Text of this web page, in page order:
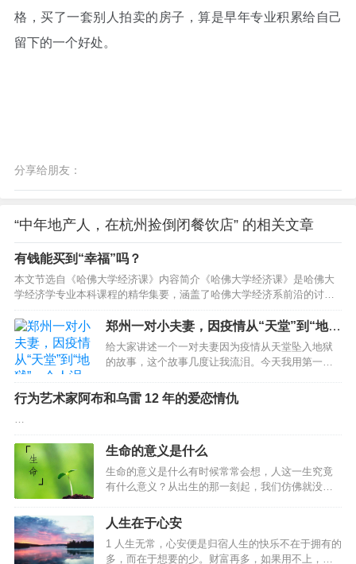
格，买了一套别人拍卖的房子，算是早年专业积累给自己
留下的一个好处。
分享给朋友：
“中年地产人，在杭州捡倒闭餐饮店” 的相关文章
有钱能买到“幸福”吗？
本文节选自《哈佛大学经济课》内容简介《哈佛大学经济课》是哈佛大
学经济学专业本科课程的精华集要，涵盖了哈佛大学经济系前沿的讨论
和思考。它以记者视角记录了哈佛大学经济学教学方式、课堂互动以及
治学精神，让我们同作者一起走进哈佛大学的课堂，聆听哈佛教授的讲
解。全书分为四章，分别提炼了曼昆、莱布森、费尔德斯坦、卡特勒等
四位哈佛大学教授的讲义精华。经济学家眼里的幸福”幸福”
（happiness）是一个比较前沿的研究领域，近年来，越来越多的人投入
这方面的研究。这些研究都有数据主观（被采访者自报幸福程度）、定
义…
郑州一对小夫妻，因疫情从“天堂”到“地
狱”，令人泪目
给大家讲述一个一对夫妻因为疫情从天堂坠入地狱
的故事，这个故事几度让我流泪。今天我用第一人
高中毕业后没有上大学，跟着老家一个亲戚在郑州
学习厨师，经过几年的学习，我的技术算是一名三
工，主要工作就是炒热菜、拌凉菜和大盘鸡。饭店
面积也不大，老板平时给我打打下手，忙起来也比
较累，但老板一个月给我6500元的工资，整体上还
可以。我老婆叫小白，来自周口。她大专毕业之前
每个月的工资是…
行为艺术家阿布和乌雷 12 年的爱恋情仇
…
生命的意义是什么
生命的意义是什么有时候常常会想，人这一生究竟
有什么意义？从出生的那一刻起，我们仿佛就没有
道为了什么，只知道盲目地赶路。小时候为了学业
殚精竭虑，成年后成家立业压力山大。一生都在忙
忙碌碌，为了家庭，为了亲人，拼命挣钱，为了碎
人生在于心安
1 人生无常，心安便是归宿人生的快乐不在于拥有的
多，而在于想要的少。财富再多，如果用不上，也